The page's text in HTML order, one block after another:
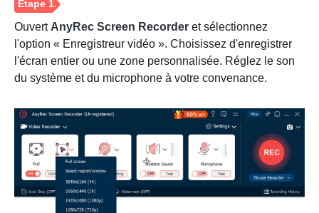
Ouvert AnyRec Screen Recorder et sélectionnez
l'option « Enregistreur vidéo ». Choisissez d'enregistrer
l'écran entier ou une zone personnalisée. Réglez le son
du système et du microphone à votre convenance.